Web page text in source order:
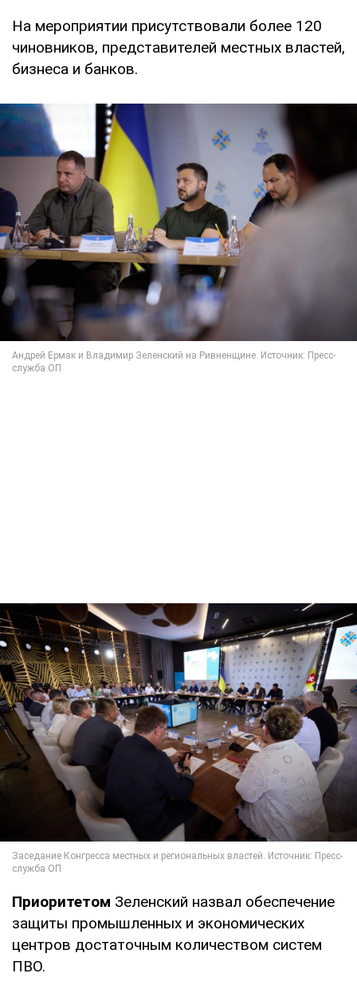
На мероприятии присутствовали более 120
чиновников, представителей местных властей,
бизнеса и банков.
Приоритетом Зеленский назвал обеспечение
защиты промышленных и экономических
центров достаточным количеством систем
ПВО.